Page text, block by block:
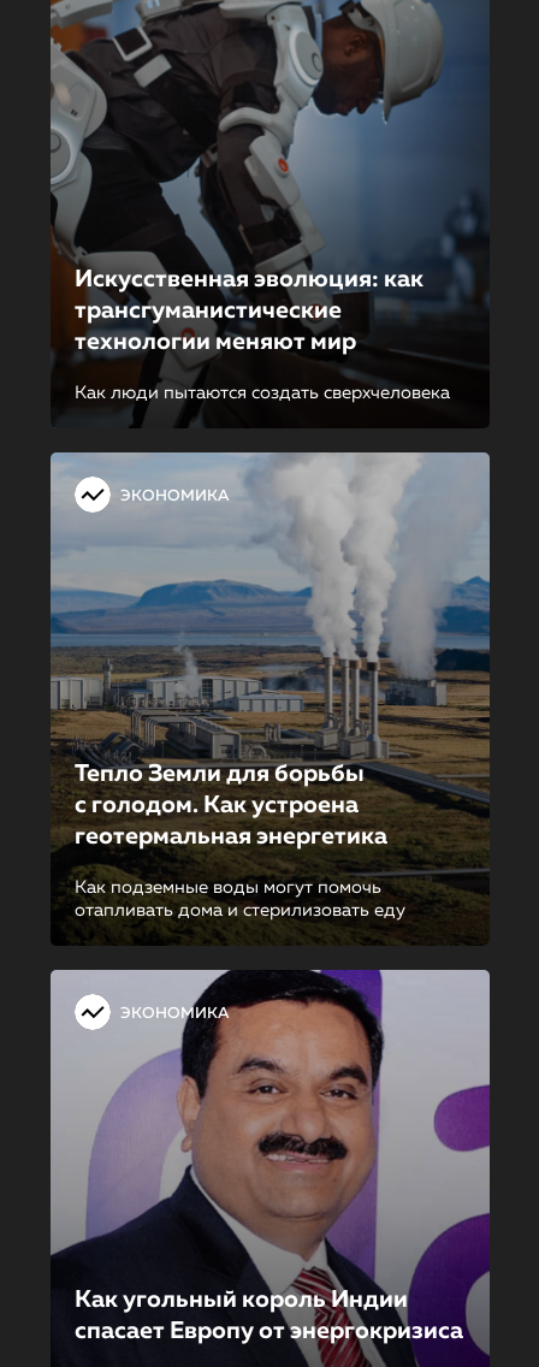
Искусственная эволюция: как
трансгуманисти­че­ские
технологии меняют мир
Как люди пытаются создать сверхчеловека
ЭКОНОМИКА
Тепло Земли для борьбы
с голодом. Как устроена
геотермальная энергетика
Как подземные воды могут помочь
отапливать дома и стерилизовать еду
ЭКОНОМИКА
Как угольный король Индии
спасает Европу от энергокри­зи­са